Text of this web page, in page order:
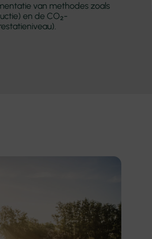
van methodes zoals
en de CO₂-